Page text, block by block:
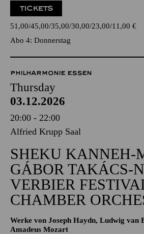
TICKETS
51,00 45,00 35,00 30,00 23,00 11,00 €
Abo 4: Donnerstag
PHILHARMONIE ESSEN
Thursday
03.12.2026
20:00 - 22:00
Alfried Krupp Saal
SHEKU KANNEH-
GÁBOR TAKÁCS-
VERBIER
CHAMBER
Werke von Joseph Haydn, Ludwig van
Amadeus Mozart